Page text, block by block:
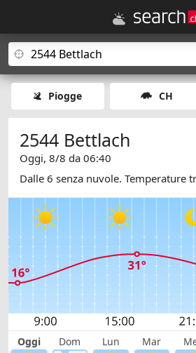
Piogge CH
2544 Bettlach
Oggi, 8/8 da 06:40
Dalle 6 senza nuvole. Temperature
Oggi Dom Lun Mar